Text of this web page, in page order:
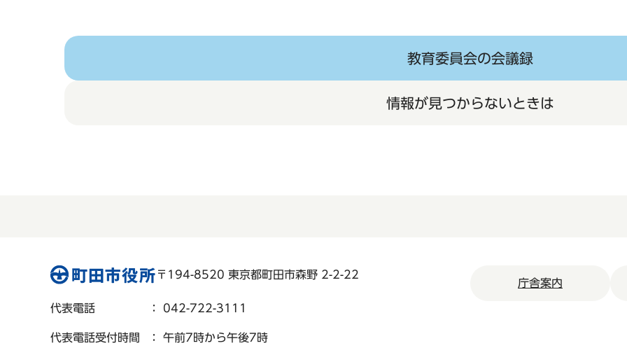
教育委員会の会議録
情報が見つからないときは
〒194-8520 東京都町田市森野 2-2-22
代表電話 ： 042-722-3111
代表電話受付時間 ： 午前7時から午後7時
庁舎案内